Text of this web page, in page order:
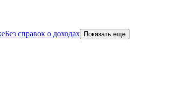
Без справок о доходах Показать еще